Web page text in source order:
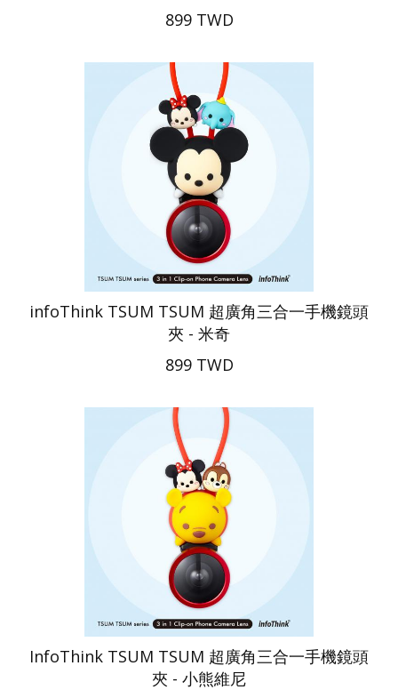
899 TWD
infoThink TSUM TSUM 超廣角三合一手機鏡頭
夾 - 米奇
899 TWD
InfoThink TSUM TSUM 超廣角三合一手機鏡頭
夾 - 小熊維尼